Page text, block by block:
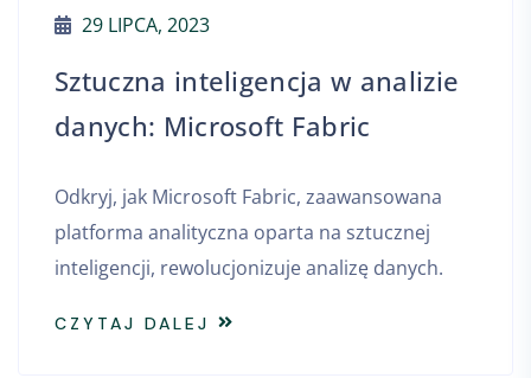
29 LIPCA, 2023
Sztuczna inteligencja w analizie
danych: Microsoft Fabric
Odkryj, jak Microsoft Fabric, zaawansowana
platforma analityczna oparta na sztucznej
inteligencji, rewolucjonizuje analizę danych.
CZYTAJ DALEJ